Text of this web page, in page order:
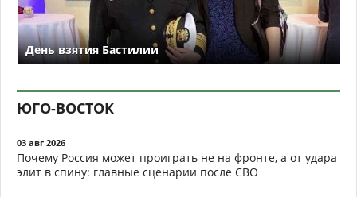
День взятия Бастилии
ЮГО-ВОСТОК
03 авг 2026
Почему Россия может проиграть не на фронте, а от удара
элит в спину: главные сценарии после СВО